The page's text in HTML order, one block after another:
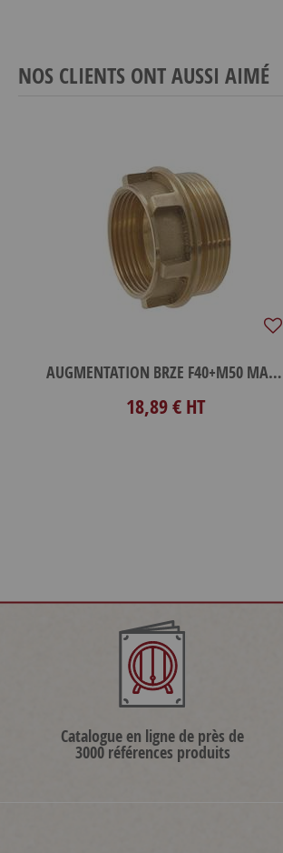
NOS CLIENTS ONT AUSSI AIMÉ
AUGMENTATION BRZE F40+M50 MACON
18,89 € HT
Catalogue en ligne de près de
3000 références produits